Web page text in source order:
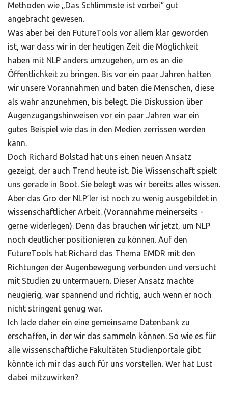
Methoden wie „Das Schlimmste ist vorbei“ gut
angebracht gewesen.
Was aber bei den FutureTools vor allem klar geworden
ist, war dass wir in der heutigen Zeit die Möglichkeit
haben mit NLP anders umzugehen, um es an die
Öffentlichkeit zu bringen. Bis vor ein paar Jahren hatten
wir unsere Vorannahmen und baten die Menschen, diese
als wahr anzunehmen, bis belegt. Die Diskussion über
Augenzugangshinweisen vor ein paar Jahren war ein
gutes Beispiel wie das in den Medien zerrissen werden
kann.
Doch Richard Bolstad hat uns einen neuen Ansatz
gezeigt, der auch Trend heute ist. Die Wissenschaft spielt
uns gerade in Boot. Sie belegt was wir bereits alles wissen.
Aber das Gro der NLP’ler ist noch zu wenig ausgebildet in
wissenschaftlicher Arbeit. (Vorannahme meinerseits -
gerne widerlegen). Denn das brauchen wir jetzt, um NLP
noch deutlicher positionieren zu können. Auf den
FutureTools hat Richard das Thema EMDR mit den
Richtungen der Augenbewegung verbunden und versucht
mit Studien zu untermauern. Dieser Ansatz machte
neugierig, war spannend und richtig, auch wenn er noch
nicht stringent genug war.
Ich lade daher ein eine gemeinsame Datenbank zu
erschaffen, in der wir das sammeln können. So wie es für
alle wissenschaftliche Fakultäten Studienportale gibt
könnte ich mir das auch für uns vorstellen. Wer hat Lust
dabei mitzuwirken?